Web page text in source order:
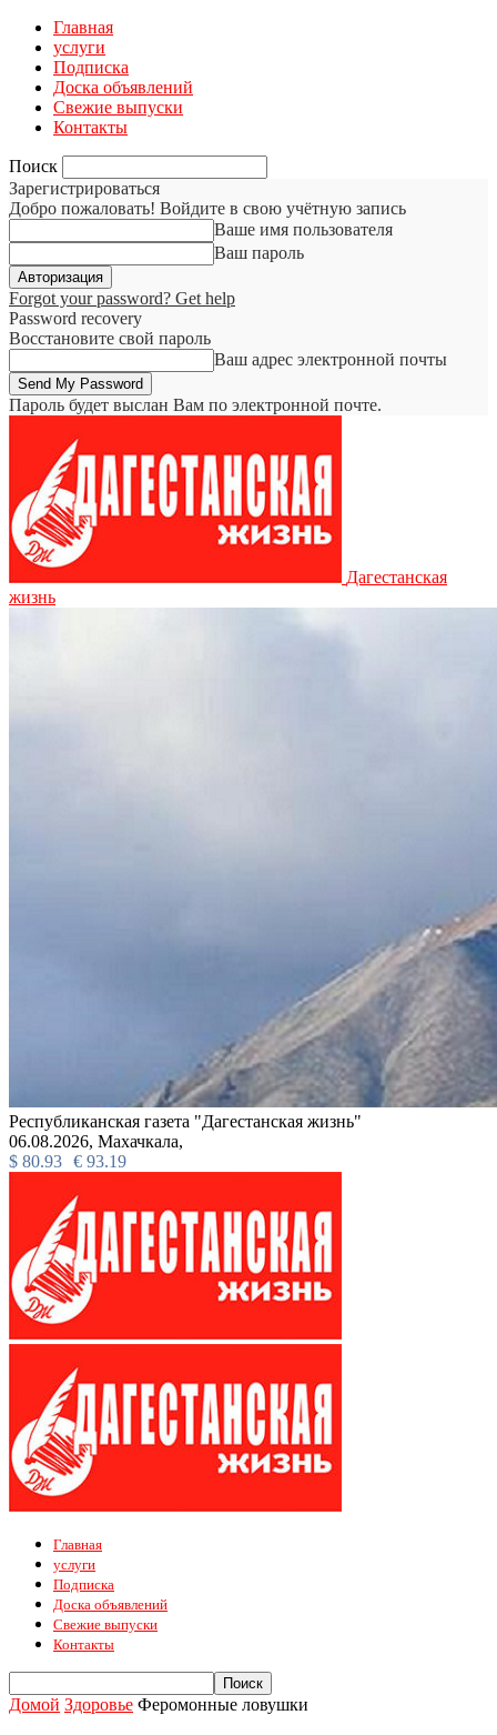
Главная
услуги
Подписка
Доска объявлений
Свежие выпуски
Контакты
Поиск
Зарегистрироваться
Добро пожаловать! Войдите в свою учётную запись
Ваше имя пользователя
Ваш пароль
Forgot your password? Get help
Password recovery
Восстановите свой пароль
Ваш адрес электронной почты
Пароль будет выслан Вам по электронной почте.
Дагестанская
жизнь
Республиканская газета "Дагестанская жизнь"
06.08.2026, Махачкала,
$ 80.93 € 93.19
Главная
услуги
Подписка
Доска объявлений
Свежие выпуски
Контакты
Домой Здоровье Феромонные ловушки